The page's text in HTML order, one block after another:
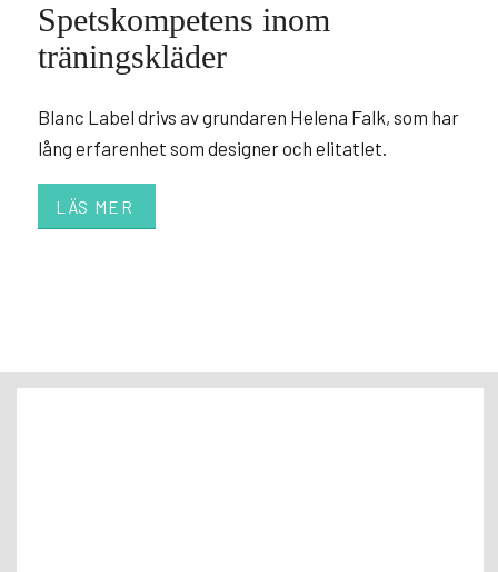
Spetskompetens inom
träningskläder
Blanc Label drivs av grundaren Helena Falk, som har
lång erfarenhet som designer och elitatlet.
LÄS MER